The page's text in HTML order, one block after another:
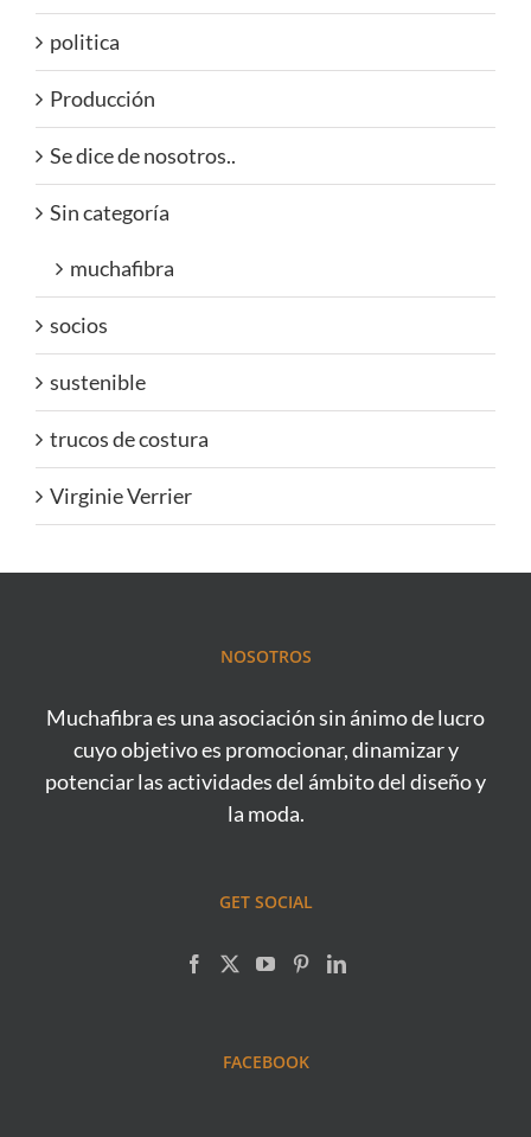
politica
Producción
Se dice de nosotros..
Sin categoría
muchafibra
socios
sustenible
trucos de costura
Virginie Verrier
NOSOTROS
Muchafibra es una asociación sin ánimo de lucro
cuyo objetivo es promocionar, dinamizar y
potenciar las actividades del ámbito del diseño y
la moda.
GET SOCIAL
FACEBOOK